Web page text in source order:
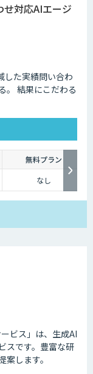
せ対応AIエージ
した実績問い合わ
。 結果にこだわる
無料プラン
なし
ビス」は、生成AI
スです。豊富な研
します。